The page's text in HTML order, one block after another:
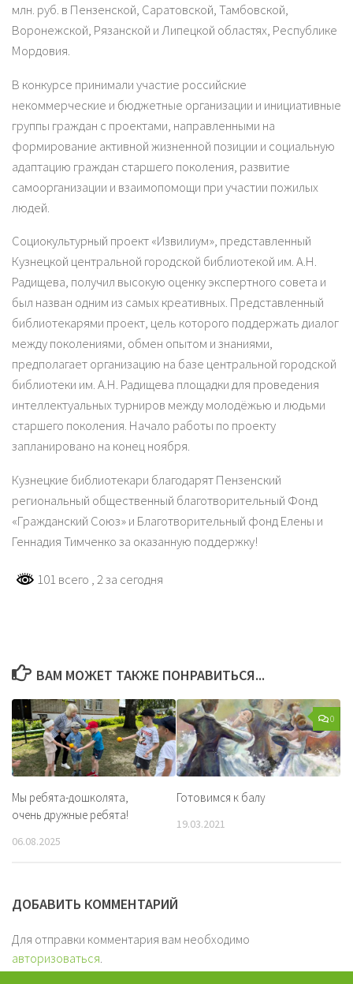
млн. руб. в Пензенской, Саратовской, Тамбовской,
Воронежской, Рязанской и Липецкой областях, Республике
Мордовия.
В конкурсе принимали участие российские
некоммерческие и бюджетные организации и инициативные
группы граждан с проектами, направленными на
формирование активной жизненной позиции и социальную
адаптацию граждан старшего поколения, развитие
самоорганизации и взаимопомощи при участии пожилых
людей.
Социокультурный проект «Извилиум», представленный
Кузнецкой центральной городской библиотекой им. А.Н.
Радищева, получил высокую оценку экспертного совета и
был назван одним из самых креативных. Представленный
библиотекарями проект, цель которого поддержать диалог
между поколениями, обмен опытом и знаниями,
предполагает организацию на базе центральной городской
библиотеки им. А.Н. Радищева площадки для проведения
интеллектуальных турниров между молодёжью и людьми
старшего поколения. Начало работы по проекту
запланировано на конец ноября.
Кузнецкие библиотекари благодарят Пензенский
региональный общественный благотворительный Фонд
«Гражданский Союз» и Благотворительный фонд Елены и
Геннадия Тимченко за оказанную поддержку!
101 всего , 2 за сегодня
ВАМ МОЖЕТ ТАКЖЕ ПОНРАВИТЬСЯ...
Мы ребята-дошколята,
очень дружные ребята!
06.08.2025
0
Готовимся к балу
19.03.2021
ДОБАВИТЬ КОММЕНТАРИЙ
Для отправки комментария вам необходимо
авторизоваться